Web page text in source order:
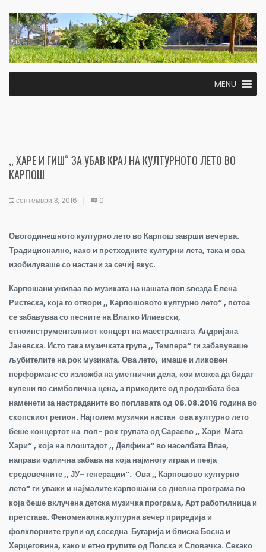
MENU
,, ХАРЕ И ГИШ“ ЗА УБАВ КРАЈ НА КУЛТУРНОТО ЛЕТО ВО
КАРПОШ
септември 3, 2016 0
Овогодинешното културно лето во Карпош заврши вечерва.
Традиционално, како и претходните културни лета, така и ова
изобилуваше со настани за сечиј вкус.
Карпошани уживаа во музиката на нашата поп ѕвезда Елена
Ристеска, која го отвори ,, Карпошовото културно лето“ , потоа
се забавуваа со песните на Влатко Илиевски,
етноинструменталниот концерт на маестралната Андријана
Јаневска. Исто така музичката група ,, Темпера“ ги забавуваше
љубителите на рок музиката. Ова лето, имаше и ликовен
перформанс со изложба на уметнички дела, кои можеа да бидат
купени по симболична цена, а приходите од продажбата беа
наменети за настраданите во поплавата од 06.08.2016 година во
скопскиот регион. Најголем музички настан ова културно лето
беше концертот на поп- рок групата од Сараево ,, Хари Мата
Хари“ , која на плоштадот ,, Делфина“ во населбата Влае,
направи одлична забава на која најмногу играа и пееја
средовечните ,, ЈУ- генерации“. Ова ,, Карпошово културно
лето“ ги уважи и најмалите карпошани со дневна програма во
која беше вклучена детска музичка програма, Арт работилница и
претстава. Феноменална културна вечер приредија и
фолклорните групи од соседна Бугарија и блиска Босна и
Херцеговина, како и етно групите од Полска и Словачка. Секако